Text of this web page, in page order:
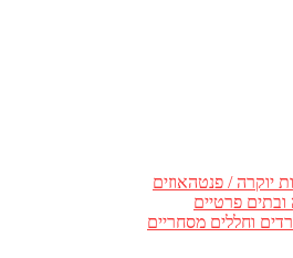
יוקרה / פנטהאוזים
ובתים פרטיים
וחללים מסחריים